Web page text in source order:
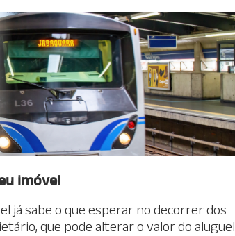
imóvel
já sabe o que esperar no decorrer dos
que pode alterar o valor do aluguel